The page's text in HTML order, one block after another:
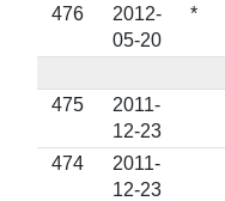
476
2012-
05-20
*
475
2011-
12-23
474
2011-
12-23